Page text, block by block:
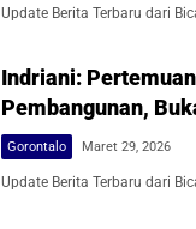
Update Berita Terbaru dari
Indriani:
Pembangunan,
Gorontalo Maret 29, 2026
Update Berita Terbaru dari